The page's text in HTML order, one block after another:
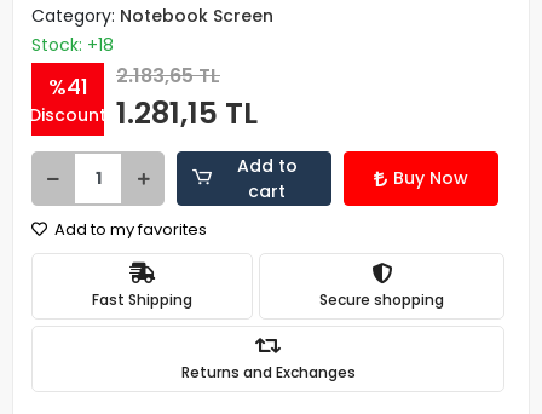
Category: Notebook Screen
Stock: +18
%41
Discount
2.183,65 TL
1.281,15 TL
Add to
cart
Buy Now
Add to my favorites
Fast Shipping Secure shopping
Returns and Exchanges